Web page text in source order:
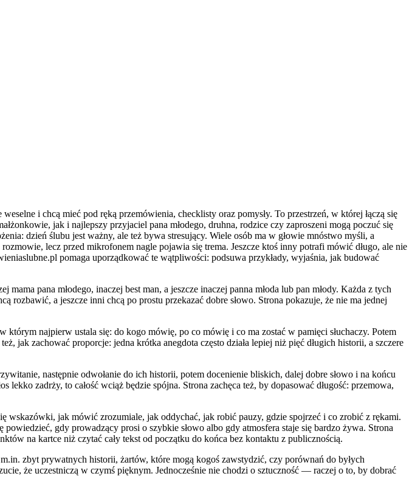
i chcą mieć pod ręką przemówienia, checklisty oraz pomysły. To przestrzeń, w której łączą się
jak i najlepszy przyjaciel pana młodego, druhna, rodzice czy zaproszeni mogą poczuć się
dzień ślubu jest ważny, ale też bywa stresujący. Wiele osób ma w głowie mnóstwo myśli, a
lecz przed mikrofonem nagle pojawia się trema. Jeszcze ktoś inny potrafi mówić długo, ale nie
pomaga uporządkować te wątpliwości: podsuwa przykłady, wyjaśnia, jak budować
pana młodego, inaczej best man, a jeszcze inaczej panna młoda lub pan młody. Każda z tych
a jeszcze inni chcą po prostu przekazać dobre słowo. Strona pokazuje, że nie ma jednej
najpierw ustala się: do kogo mówię, po co mówię i co ma zostać w pamięci słuchaczy. Potem
jak zachować proporcje: jedna krótka anegdota często działa lepiej niż pięć długich historii, a szczere
następnie odwołanie do ich historii, potem docenienie bliskich, dalej dobre słowo i na końcu
zadrży, to całość wciąż będzie spójna. Strona zachęca też, by dopasować długość: przemowa,
wskazówki, jak mówić zrozumiale, jak oddychać, jak robić pauzy, gdzie spojrzeć i co zrobić z rękami.
gdy prowadzący prosi o szybkie słowo albo gdy atmosfera staje się bardzo żywa. Strona
na kartce niż czytać cały tekst od początku do końca bez kontaktu z publicznością.
zbyt prywatnych historii, żartów, które mogą kogoś zawstydzić, czy porównań do byłych
że uczestniczą w czymś pięknym. Jednocześnie nie chodzi o sztuczność — raczej o to, by dobrać